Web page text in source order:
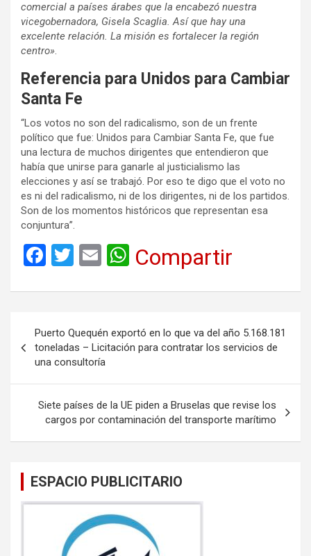
comercial a países árabes que la encabezó nuestra
vicegobernadora, Gisela Scaglia. Así que hay una
excelente relación. La misión es fortalecer la región
centro».
Referencia para Unidos para Cambiar
Santa Fe
“Los votos no son del radicalismo, son de un frente
político que fue: Unidos para Cambiar Santa Fe, que fue
una lectura de muchos dirigentes que entendieron que
había que unirse para ganarle al justicialismo las
elecciones y así se trabajó. Por eso te digo que el voto no
es ni del radicalismo, ni de los dirigentes, ni de los partidos.
Son de los momentos históricos que representan esa
conjuntura”.
F
ce
o
o
k
T
tt
E
ail
W
at
A
p
Compartir
de
entradas
Puerto Quequén exportó en lo que va del año 5.168.181
toneladas – Licitación para contratar los servicios de
una consultoría
Siete países de la UE piden a Bruselas que revise los
cargos por contaminación del transporte marítimo
ESPACIO PUBLICITARIO